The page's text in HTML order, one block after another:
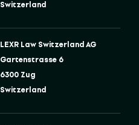
Switzerland
LEXR Law Switzerland AG
Gartenstrasse 6
6300 Zug
Switzerland